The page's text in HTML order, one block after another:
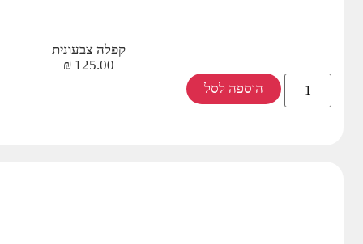
קפלה צבעונית
125.00
₪
הוספה לסל